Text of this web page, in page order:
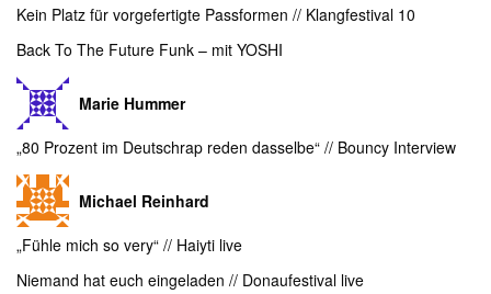
Kein Platz für vorgefertigte Passformen // Klangfestival 10
Back To The Future Funk – mit YOSHI
Marie Hummer
„80 Prozent im Deutschrap reden dasselbe“ // Bouncy Interview
Michael Reinhard
„Fühle mich so very“ // Haiyti live
Niemand hat euch eingeladen // Donaufestival live